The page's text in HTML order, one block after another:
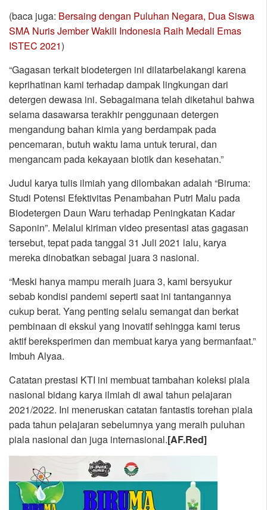
(baca juga: Bersaing dengan Puluhan Negara, Dua Siswa
SMA Nuris Jember Wakili Indonesia Raih Medali Emas
ISTEC 2021)
“Gagasan terkait biodetergen ini dilatarbelakangi karena
keprihatinan kami terhadap dampak lingkungan dari
detergen dewasa ini. Sebagaimana telah diketahui bahwa
selama dasawarsa terakhir penggunaan detergen
mengandung bahan kimia yang berdampak pada
pencemaran, butuh waktu lama untuk terurai, dan
mengancam pada kekayaan biotik dan kesehatan.”
Judul karya tulis ilmiah yang dilombakan adalah “Biruma:
Studi Potensi Efektivitas Penambahan Putri Malu pada
Biodetergen Daun Waru terhadap Peningkatan Kadar
Saponin”. Melalui kiriman video presentasi atas gagasan
tersebut, tepat pada tanggal 31 Juli 2021 lalu, karya
mereka dinobatkan sebagai juara 3 nasional.
“Meski hanya mampu meraih juara 3, kami bersyukur
sebab kondisi pandemi seperti saat ini tantangannya
cukup berat. Yang penting selalu semangat dan berkat
pembinaan di ekskul yang inovatif sehingga kami terus
aktif bereksperimen dan membuat karya yang bermanfaat.”
Imbuh Alyaa.
Catatan prestasi KTI ini membuat tambahan koleksi piala
nasional bidang karya ilmiah di awal tahun pelajaran
2021/2022. Ini meneruskan catatan fantastis torehan piala
pada tahun pelajaran sebelumnya yang meraih puluhan
piala nasional dan juga internasional.[AF.Red]